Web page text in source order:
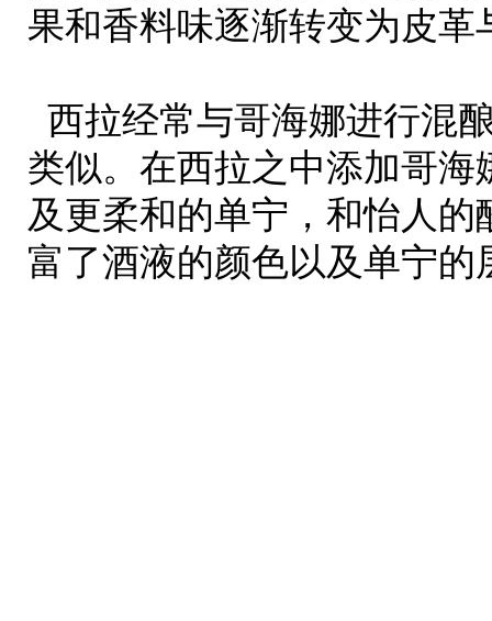
果和香料味逐渐转变为皮革
西拉经常与哥海娜进行混
类似。在西拉之中添加哥
及更柔和的单宁，和怡人
富了酒液的颜色以及单宁